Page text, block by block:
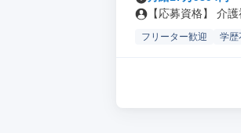
【応募資格】 介
フリーター歓迎 学歴